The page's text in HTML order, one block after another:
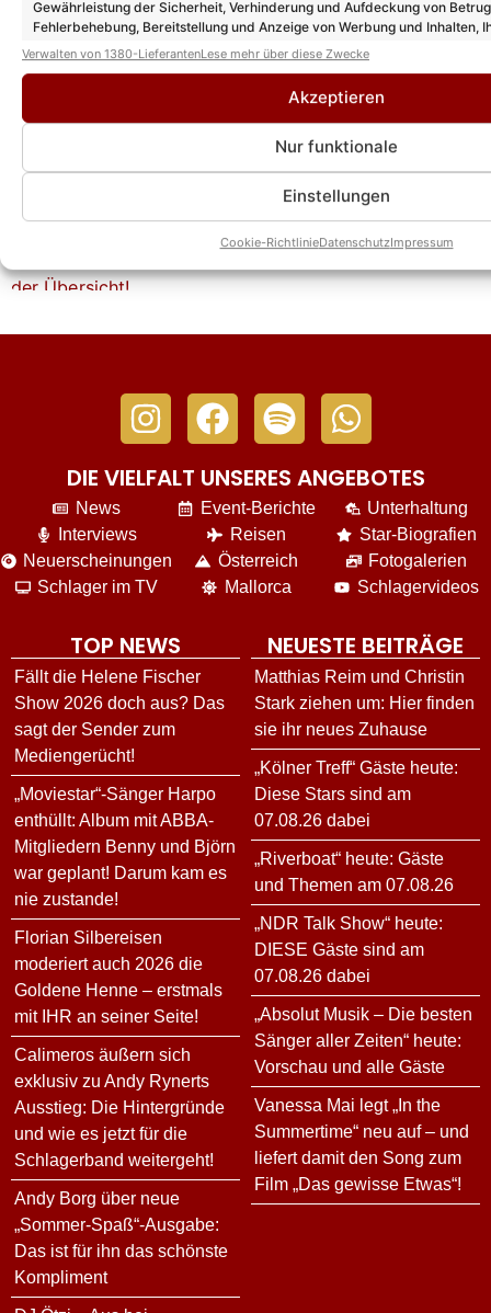
Gewährleistung der Sicherheit, Verhinderung und Aufdeckung von
Fehlerbehebung, Bereitstellung und Anzeige von Werbung und Inhalten,
Entscheidungen zum Datenschutz speichern und übermitteln.
Verwalten von 1380-LieferantenLese mehr über diese Zwecke
Akzeptieren
Nur funktionale
Einstellungen
Cookie-RichtlinieDatenschutzImpressum
alle Kandidaten – wer wird der Sieger?
GNTM 2026 Gewinner: HIER wurden die
GNTM 2026: Wer ist raus? Und wer ist im
Finale?
DIE VIELFALT UNSERES ANGEBOTES
News
Interviews
Neuerscheinungen
Schlager im TV
Event-Berichte
Reisen
Österreich
Mallorca
Unterhaltung
Star-Biografien
Fotogalerien
Schlagervideos
TOP NEWS
Fällt die Helene Fischer
Show 2026 doch aus? Das
sagt der Sender zum
Mediengerücht!
„Moviestar“-Sänger Harpo
enthüllt: Album mit ABBA-
Mitgliedern Benny und Björn
war geplant! Darum kam es
nie zustande!
Florian Silbereisen
moderiert auch 2026 die
Goldene Henne – erstmals
mit IHR an seiner Seite!
Calimeros äußern sich
exklusiv zu Andy Rynerts
Ausstieg: Die Hintergründe
und wie es jetzt für die
Schlagerband weitergeht!
Andy Borg über neue
„Sommer-Spaß“-Ausgabe:
Das ist für ihn das schönste
Kompliment
NEUESTE BEITRÄGE
Matthias Reim und Christin
Stark ziehen um: Hier finden
sie ihr neues Zuhause
„Kölner Treff“ Gäste heute:
Diese Stars sind am
07.08.26 dabei
„Riverboat“ heute: Gäste
und Themen am 07.08.26
„NDR Talk Show“ heute:
DIESE Gäste sind am
07.08.26 dabei
„Absolut Musik – Die besten
Sänger aller Zeiten“ heute:
Vorschau und alle Gäste
Vanessa Mai legt „In the
Summertime“ neu auf – und
liefert damit den Song zum
Film „Das gewisse Etwas“!